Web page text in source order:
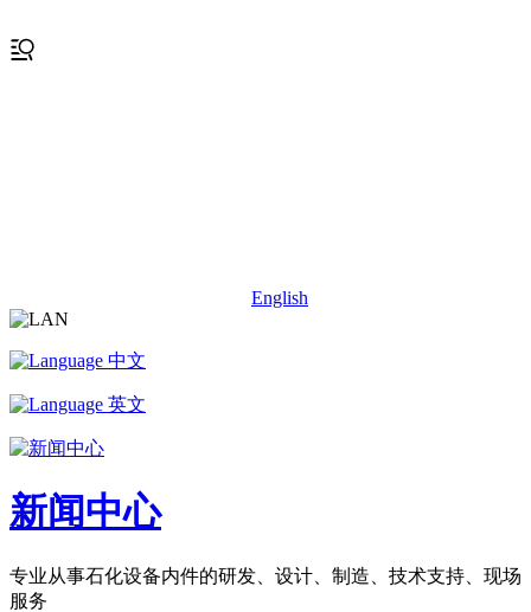
English
中文
英文
新闻中心
专业从事石化设备内件的研发、设计、制造、技术支持、现场
服务